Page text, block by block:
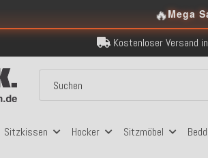
🔥Mega
Über 120.000
Sicher
Kostenloser Versand
Über 120.000
Kostenloser Versand
Sitzkissen Hocker Sitzmöbel